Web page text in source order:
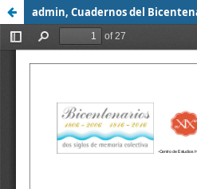
admin, Cuadernos del